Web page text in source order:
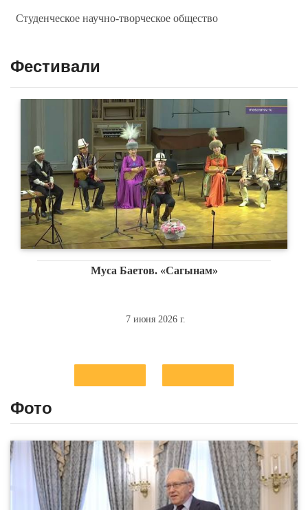
Студенческое научно-творческое общество
Фестивали
IX Форум испанского искусства «Musica
5 февраля 2026 г.
Фото